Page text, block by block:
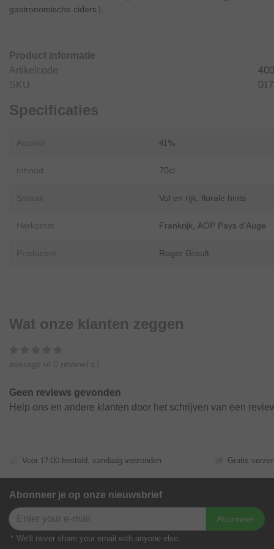
gastronomische ciders).
Product informatie
Artikelcode
SKU
Specificaties
Alcohol
41%
Inhoud
70cl
Smaak
Vol en rijk, florale hints
Herkomst
Frankrijk, AOP Pays d'Auge
Producent
Roger Groult
Wat onze klanten zeggen
average of 0 review(s)
Geen reviews gevonden
Help ons en andere klanten door het schrijven van een
Voor 17:00 besteld, vandaag verzonden Gratis
Abonneer je op onze nieuwsbrief
Abonneer
* We'll never share your email with anyone else.